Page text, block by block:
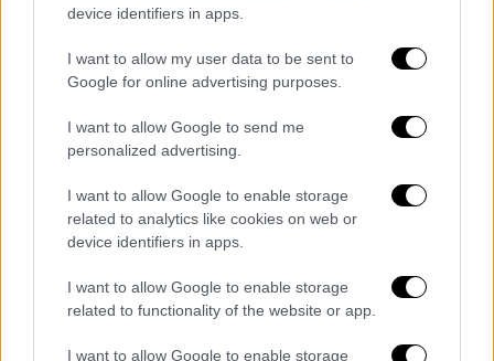
device identifiers in apps.
I want to allow my user data to be sent to
Google for online advertising purposes.
I want to allow Google to send me
personalized advertising.
I want to allow Google to enable storage
related to analytics like cookies on web or
device identifiers in apps.
I want to allow Google to enable storage
related to functionality of the website or app.
I want to allow Google to enable storage
Το σημείο της συμφωνίας που παρουσιάζει,
επίσης, μεγάλο ενδιαφέρον, εντοπίζεται
στην οψιόν αγοράς. Πέντε εκατομμύρια
πρόσθετες προϋποθέσεις, χωρίς ρήτρες
συμμετοχών ή γκολ και με την απόφαση να
ανήκει αποκλειστικά στον ΠΑΟΚ. Αυτό δίνει
στον Δικέφαλο την πολυτέλεια να
αξιολογήσει την παρουσία του, γνωρίζοντας
από τώρα το ποσό που απαιτείται για τη
μόνιμη απόκτησή του.
Αγωνιστικά, η προσθήκη του Γιακουμάκη